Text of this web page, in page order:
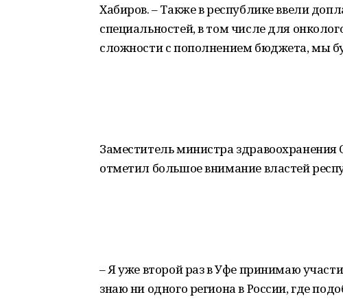
Хабиров. – Также в республике ввели
специальностей, в том числе для
сложности с пополнением бюджета, мы
Заместитель министра
отметил большое внимание властей
– Я уже второй раз в Уфе принимаю
знаю ни одного региона в России, где